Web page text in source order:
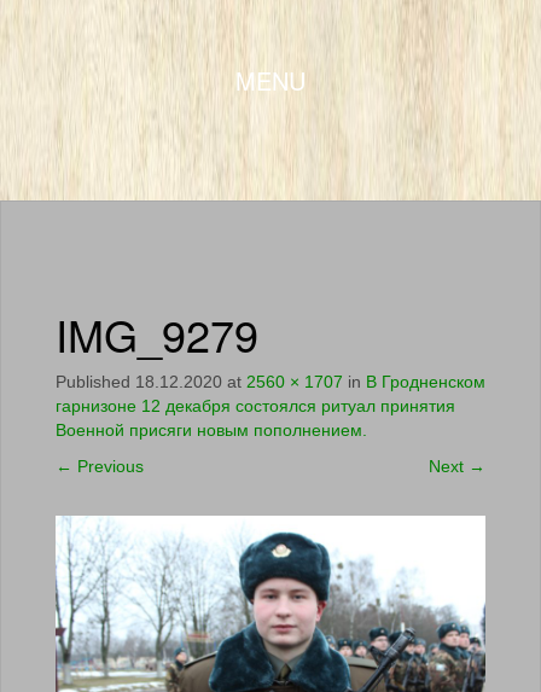
MENU
SKIP TO CONTENT
IMG_9279
Published 18.12.2020 at 2560 × 1707 in В Гродненском
гарнизоне 12 декабря состоялся ритуал принятия
Военной присяги новым пополнением.
← Previous Next →